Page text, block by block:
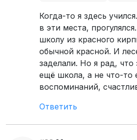
Когда-то я здесь
в эти места,
школу из красного
обычной красной. И
заделали. Но я рад, что
ещё школа, а не что-то
воспоминаний,
Ответить